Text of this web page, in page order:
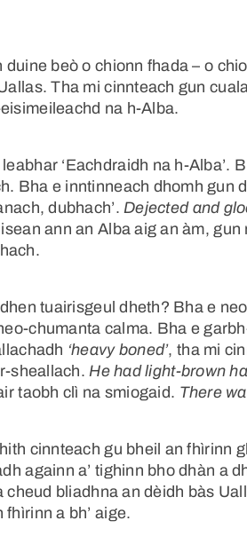
duine beò o chionn fhada – o
Tha mi cinnteach gun
na h-Alba.
‘Eachdraidh na h-Alba’.
Bha e inntinneach dhomh gun
dubhach’.Dejected and
ann an Alba aig an àm,
tuairisgeul dheth? Bha e
chumanta calma. Bha e
‘heavy boned’, tha mi
sheallach.He had light-brown
taobh clì na smiogaid. There
cinnteach gu bheil an fhìrinn
againn a’ tighinn bho dhàn a
cheud bliadhna an dèidh bàs
a bh’ aige.